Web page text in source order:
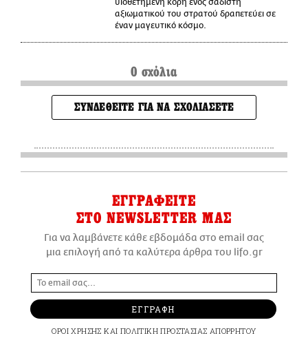
υιοθετημένη κόρη ενός σαδιστή
αξιωματικού του στρατού δραπετεύει σε
έναν μαγευτικό κόσμο.
0 σχόλια
ΣΥΝΔΕΘΕΙΤΕ ΓΙΑ ΝΑ ΣΧΟΛΙΑΣΕΤΕ
ΕΓΓΡΑΦΕΙΤΕ
ΣΤΟ NEWSLETTER ΜΑΣ
Για να λαμβάνετε κάθε εβδομάδα στο email σας
μια επιλογή από τα καλύτερα άρθρα του lifo.gr
ΕΓΓΡΑΦΗ
ΟΡΟΙ ΧΡΗΣΗΣ ΚΑΙ ΠΟΛΙΤΙΚΗ ΠΡΟΣΤΑΣΙΑΣ ΑΠΟΡΡΗΤΟΥ